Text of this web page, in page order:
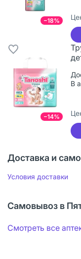
−18%
−14%
В
Доставка и
Условия доставки
Самовывоз в
Смотреть все